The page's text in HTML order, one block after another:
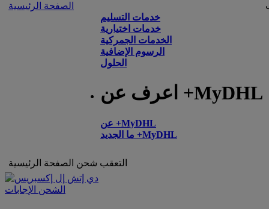
الصفحة الرئيسية
خدمات التسليم
خدمات اختيارية
الخدمات الجمركية
الرسوم الإضافية
الحلول
اعرف عن +MyDHL
عن +MyDHL
ما الجديد +MyDHL
الصفحة الرئيسية شحن التعقب
الشحن الإجابات